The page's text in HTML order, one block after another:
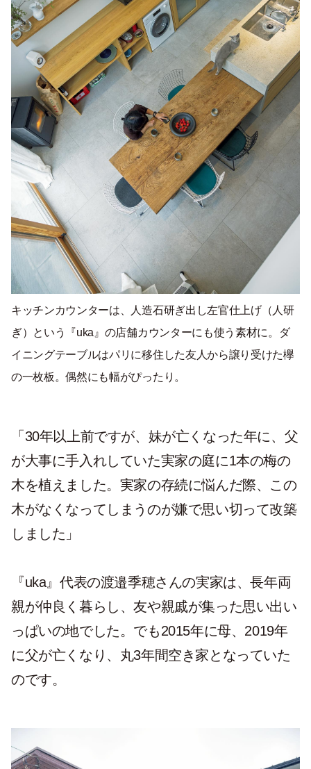
キッチンカウンターは、人造石研ぎ出し左官仕上げ（人研
ぎ）という『uka』の店舗カウンターにも使う素材に。ダ
イニングテーブルはパリに移住した友人から譲り受けた欅
の一枚板。偶然にも幅がぴったり。
「30年以上前ですが、妹が亡くなった年に、父
が大事に手入れしていた実家の庭に1本の梅の
木を植えました。実家の存続に悩んだ際、この
木がなくなってしまうのが嫌で思い切って改築
しました」
『uka』代表の渡邉季穂さんの実家は、長年両
親が仲良く暮らし、友や親戚が集った思い出い
っぱいの地でした。でも2015年に母、2019年
に父が亡くなり、丸3年間空き家となっていた
のです。